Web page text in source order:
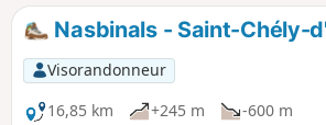
Nasbinals - Saint-Chély-
Visorandonneur
16,85 km
+245 m
-600 m